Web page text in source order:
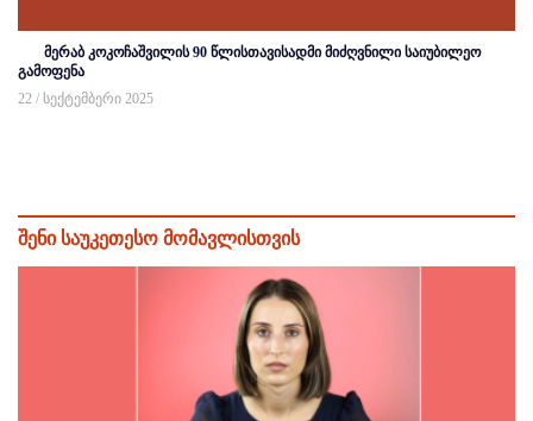
მერაბ კოკოჩაშვილის 90 წლისთავისადმი მიძღვნილი საიუბილეო
გამოფენა
22 / სექტემბერი 2025
შენი საუკეთესო მომავლისთვის